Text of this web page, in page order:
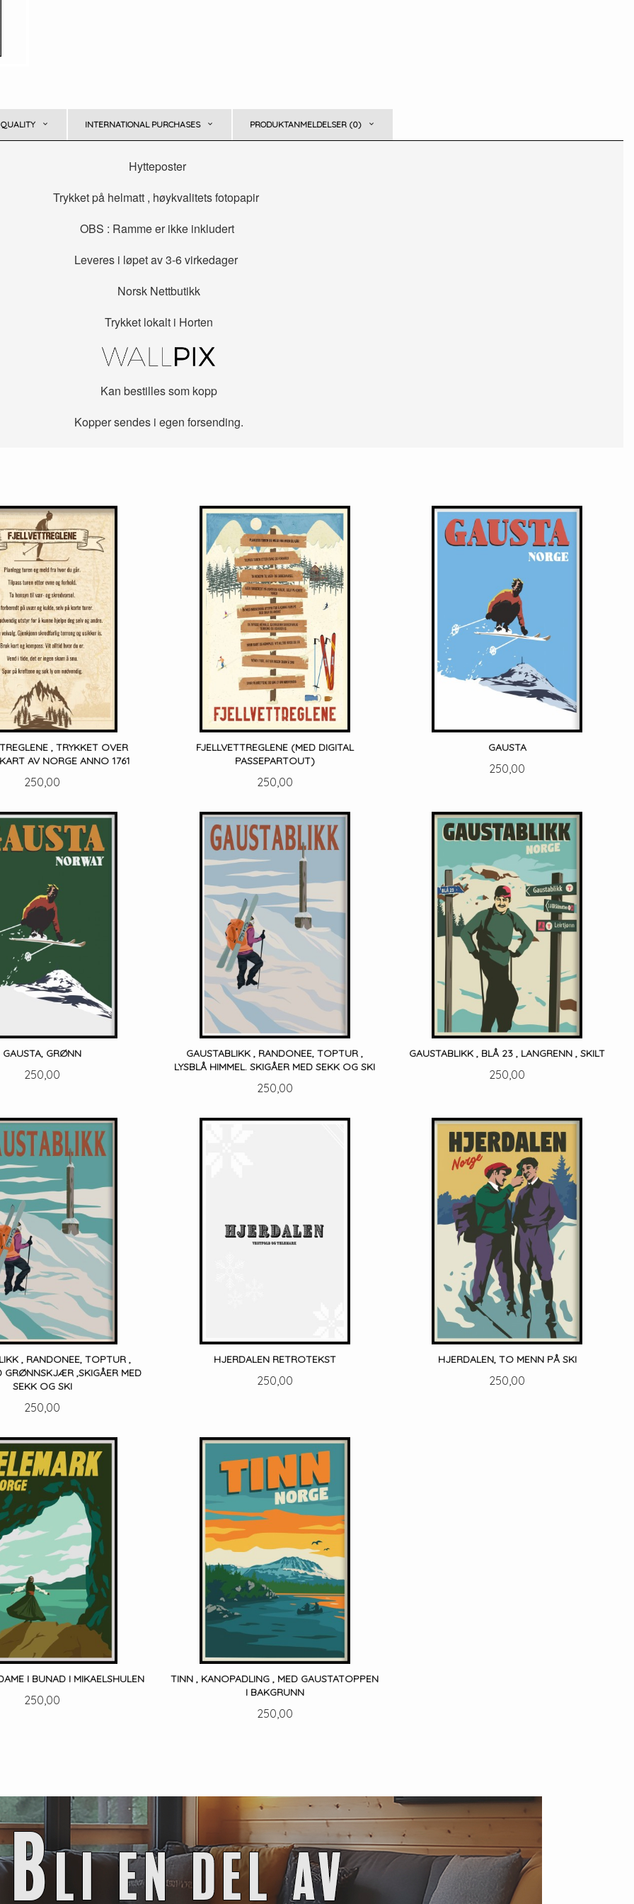
INTERNATIONAL PURCHASES PRODUKTANMELDELSER (0)
Hytteposter
Trykket på helmatt , høykvalitets fotopapir
OBS : Ramme er ikke inkludert
Leveres i løpet av 3-6 virkedager
Norsk Nettbutikk
Trykket lokalt i Horten
Kan bestilles som kopp
Kopper sendes i egen forsending.
, TRYKKET OVER
AV NORGE ANNO 1761
Pris
250,00
LES MER
FJELLVETTREGLENE (MED DIGITAL
PASSEPARTOUT)
Pris
250,00
LES MER
GAUSTA
Pris
250,00
LES MER
GAUSTA, GRØNN
Pris
250,00
LES MER
GAUSTABLIKK , RANDONEE, TOPTUR ,
LYSBLÅ HIMMEL. SKIGÅER MED SEKK OG SKI
Pris
250,00
LES MER
GAUSTABLIKK , BLÅ 23 , LANGRENN , SKILT
Pris
250,00
LES MER
, RANDONEE, TOPTUR ,
GRØNNSKJÆR ,SKIGÅER MED
SEKK OG SKI
Pris
250,00
LES MER
HJERDALEN RETROTEKST
Pris
250,00
LES MER
HJERDALEN, TO MENN PÅ SKI
Pris
250,00
I BUNAD I MIKAELSHULEN
Pris
250,00
TINN , KANOPADLING , MED GAUSTATOPPEN
I BAKGRUNN
Pris
250,00